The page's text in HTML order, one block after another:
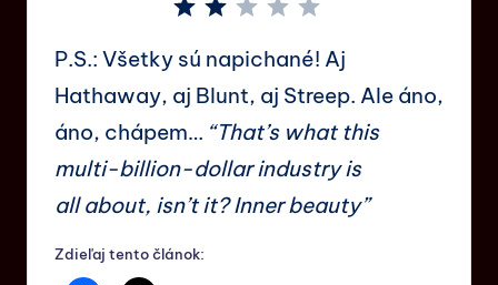
P.S.: Všetky sú napichané! Aj
Hathaway, aj Blunt, aj Streep. Ale áno,
áno, chápem… “That’s what this
multi-billion-dollar industry is
all about, isn’t it? Inner beauty”
Zdieľaj tento článok: